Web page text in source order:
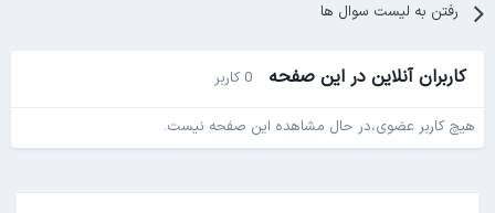
رفتن به لیست سوال ها
کاربران آنلاین در این صفحه 0 کاربر
هیچ کاربر عضوی،در حال مشاهده این صفحه نیست.